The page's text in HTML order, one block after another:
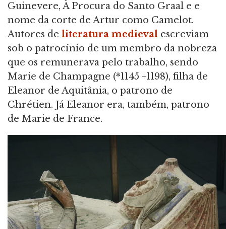
Guinevere, À Procura do Santo Graal e e
nome da corte de Artur como Camelot.
Autores de literatura medieval escreviam
sob o patrocínio de um membro da nobreza
que os remunerava pelo trabalho, sendo
Marie de Champagne (*1145 +1198), filha de
Eleanor de Aquitânia, o patrono de
Chrétien. Já Eleanor era, também, patrono
de Marie de France.